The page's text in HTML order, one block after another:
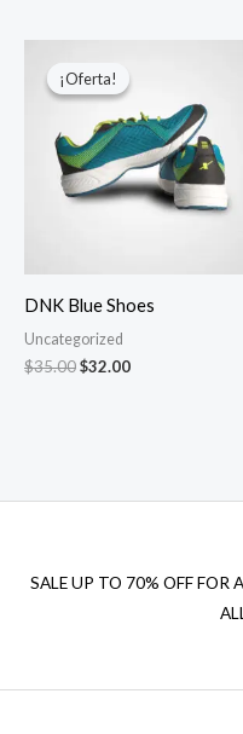
¡Oferta!
¡Oferta!
DNK Blue Shoes
Uncategorized
$35.00El
$32.00El
SALE UP TO 70% OFF FOR